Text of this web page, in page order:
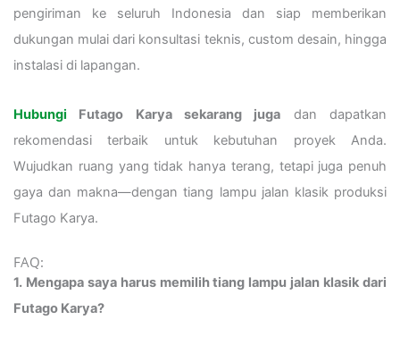
pengiriman ke seluruh Indonesia dan siap memberikan
dukungan mulai dari konsultasi teknis, custom desain, hingga
instalasi di lapangan.
Hubungi Futago Karya sekarang juga dan dapatkan
rekomendasi terbaik untuk kebutuhan proyek Anda.
Wujudkan ruang yang tidak hanya terang, tetapi juga penuh
gaya dan makna—dengan tiang lampu jalan klasik produksi
Futago Karya.
FAQ:
1. Mengapa saya harus memilih tiang lampu jalan klasik dari
Futago Karya?